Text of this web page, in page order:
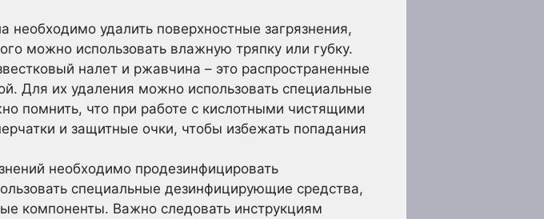
необходимо удалить поверхностные загрязнения,
можно использовать влажную тряпку или губку.
налет и ржавчина – это распространенные
Для их удаления можно использовать специальные
помнить, что при работе с кислотными чистящими
и защитные очки, чтобы избежать попадания
необходимо продезинфицировать
специальные дезинфицирующие средства,
компоненты. Важно следовать инструкциям